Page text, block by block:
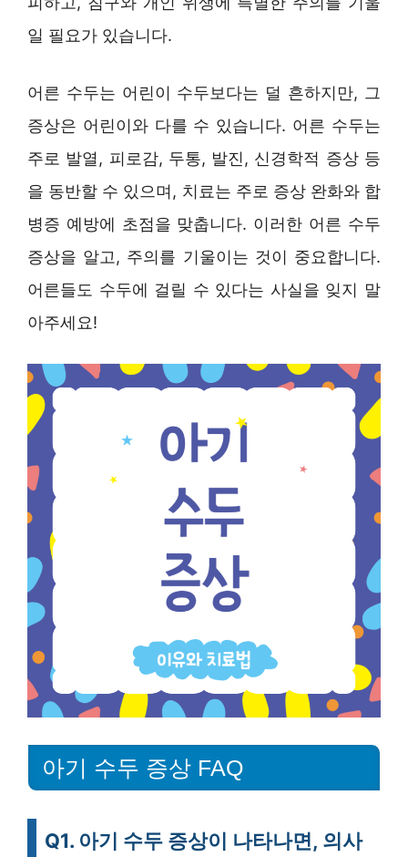
일 필요가 있습니다.
어른 수두는 어린이 수두보다는 덜 흔하지만, 그
증상은 어린이와 다를 수 있습니다. 어른 수두는
주로 발열, 피로감, 두통, 발진, 신경학적 증상 등
을 동반할 수 있으며, 치료는 주로 증상 완화와 합
병증 예방에 초점을 맞춥니다. 이러한 어른 수두
증상을 알고, 주의를 기울이는 것이 중요합니다.
어른들도 수두에 걸릴 수 있다는 사실을 잊지 말
아주세요!
아기 수두 증상 FAQ
Q1. 아기 수두 증상이 나타나면, 의사